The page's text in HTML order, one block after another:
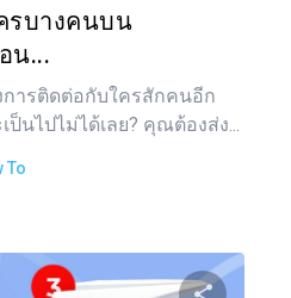
รบางคนบน
น...
ารติดต่อกับใครสักคนอีก
นไปไม่ได้เลย? คุณต้องส่ง...
To